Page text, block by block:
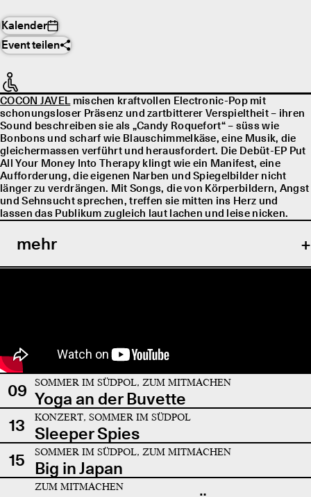
Kalender
Event teilen
COCON JAVELmischen kraftvollen Electronic-Pop mit
schonungsloser Präsenz und zartbitterer Verspieltheit – ihren
Sound beschreiben sie als „Candy Roquefort“ – süss wie
Bonbons und scharf wie Blauschimmelkäse, eine Musik, die
gleichermassen verführt und herausfordert. Die Debüt-EP Put
All Your Money Into Therapy klingt wie ein Manifest, eine
Aufforderung, die eigenen Narben und Spiegelbilder nicht
länger zu verdrängen. Mit Songs, die von Körperbildern, Angst
und Sehnsucht sprechen, treffen sie mitten ins Herz und
lassen das Publikum zugleich laut lachen und leise nicken.
mehr
09 SOMMER IM SÜDPOL, ZUM MITMACHEN
Yoga an der Buvette
13
KONZERT, SOMMER IM SÜDPOL
Sleeper Spies
15
SOMMER IM SÜDPOL, ZUM MITMACHEN
Big in Japan
ZUM MITMACHEN